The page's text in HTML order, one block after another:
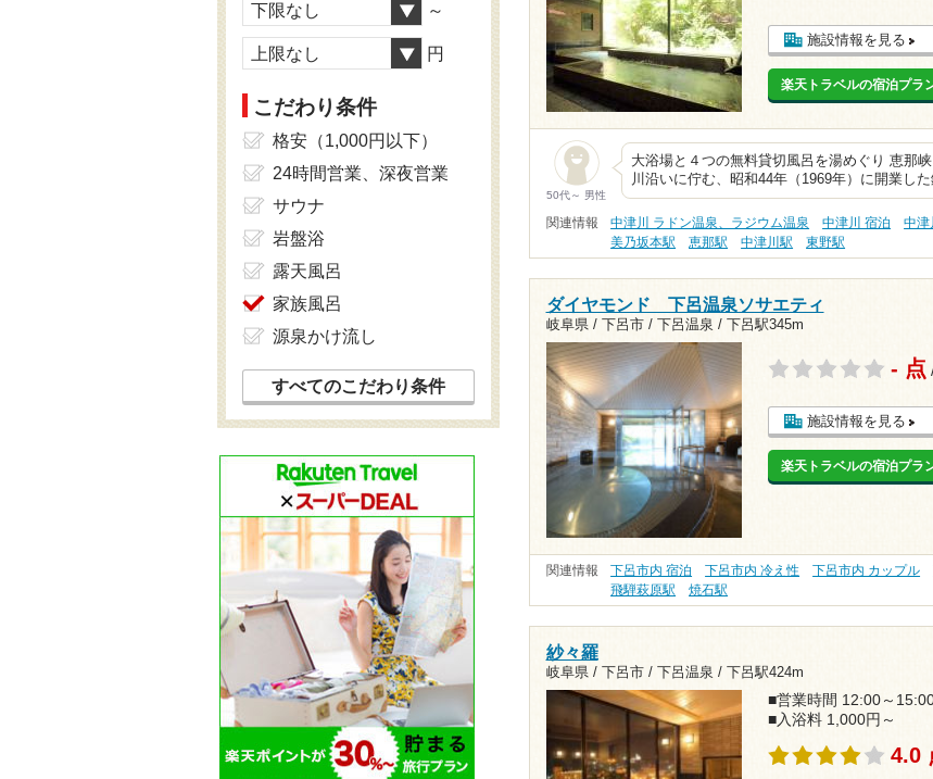
施設情報を見る
楽天トラベルの宿泊プラ
50代～ 男性
大浴場と４つの無料貸切風呂を湯めぐり 恵那
川沿いに佇む、昭和44年（1969年）に開業し
関連情報 中津川 ラドン温泉、ラジウム温泉 中津川 宿泊 中津
美乃坂本駅
恵那駅 中津川駅 東野駅
ダイヤモンド 下呂温泉ソサエティ
岐阜県 / 下呂市 / 下呂温泉 / 下呂駅345m
- 点
施設情報を見る
楽天トラベルの宿泊プラ
関連情報 下呂市内 宿泊 下呂市内 冷え性 下呂市内 カップル
飛騨萩原駅
焼石駅
紗々羅
岐阜県 / 下呂市 / 下呂温泉 / 下呂駅424m
■営業時間 12:00～
■入浴料 1,000円～
4.0
下限なし ～
上限なし 円
こだわり条件
格安（1,000円以下）
24時間営業、深夜営業
サウナ
岩盤浴
露天風呂
家族風呂
源泉かけ流し
すべてのこだわり条件